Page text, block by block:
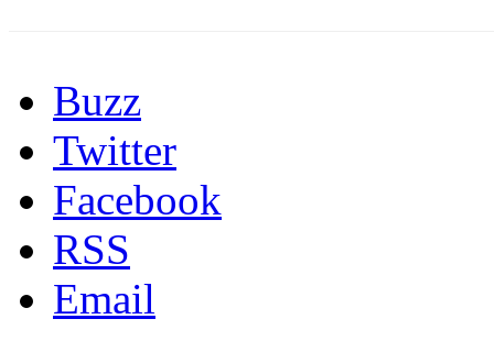
Buzz
Twitter
Facebook
RSS
Email